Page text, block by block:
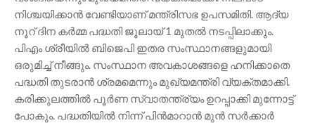
നിശ്ചയിക്കാൻ വേണ്ടിയാണ് മന്ത്രിസഭ ഉപസമിതി. ആദ്യ
നൂറ് ദിന കർമ്മ പദ്ധതി ജൂലായ് 1 മുതൽ നടപ്പിലാക്കും.
പിഎം ശ്രീയിൽ ബിജെപി ഇതര സംസ്ഥാനങ്ങളുമായി
ഒരുമിച്ച് നീങ്ങും. സംസ്ഥാന അവകാശങ്ങളെ ഹനിക്കാതെ
പദ്ധതി തുടരാൻ ശ്രമമെന്നും മുഖ്യമന്ത്രി വ്യക്തമാക്കി.
കരിക്കുലത്തിൽ പൂർണ സ്വാതന്ത്ര്യം ഉറപ്പാക്കി മുന്നോട്ട്
പോകും. പദ്ധതിയിൽ നിന്ന് പിൻമാറാൻ മുൻ സർക്കാർ